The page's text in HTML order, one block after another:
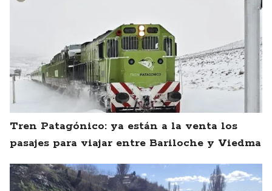
Tren Patagónico: ya están a la venta los
pasajes para viajar entre Bariloche y Viedma